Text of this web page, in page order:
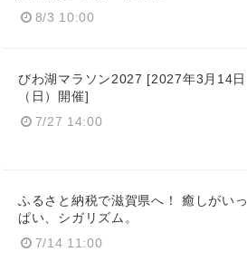
8/3 10:00
びわ湖マラソン2027 [2027年3月14日
（日）開催]
7/27 14:00
ふるさと納税で滋賀県へ！ 癒しがいっ
ぱい、シガリズム。
7/14 11:00